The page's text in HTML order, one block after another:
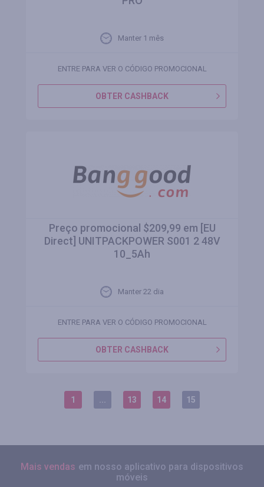
Manter 1 mês
ENTRE PARA VER O CÓDIGO PROMOCIONAL
OBTER CASHBACK
Preço promocional $209,99 em [EU
Direct] UNITPACKPOWER S001 2 48V
10_5Ah
Manter 22 dia
ENTRE PARA VER O CÓDIGO PROMOCIONAL
OBTER CASHBACK
1 13 14 15
Mais vendas em nosso aplicativo para dispositivos
móveis